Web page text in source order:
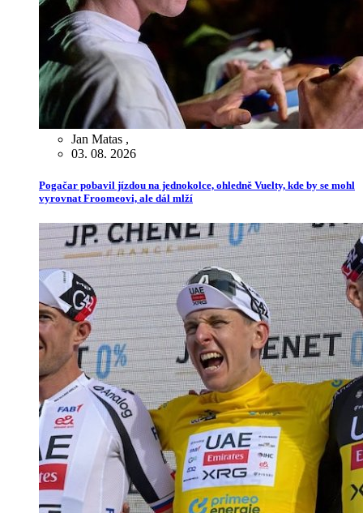
Jan Matas ,
03. 08. 2026
Pogačar pobavil jízdou na jednokolce, ohledně Vuelty, kde by se mohl
vyrovnat Froomeovi, ale dál mlží